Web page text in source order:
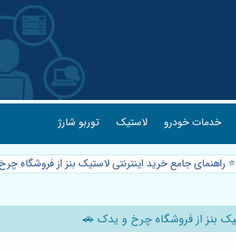
خدمات خودرو لاستیک توربو شارژ
⭐️ راهنمای جامع خرید اینترنتی لاستیک بنز از فروشگاه
بنز از فروشگاه چرخ و یدک 🚗